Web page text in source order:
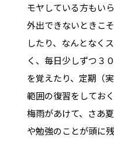
モヤしている方もい
外出できないときこ
したり、なんとなく
く、毎日少しずつ３
を覚えたり、定期（
範囲の復習をしてお
梅雨があけて、さあ
や勉強のことが頭に